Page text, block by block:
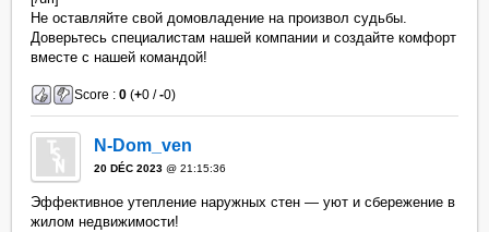
Не оставляйте свой домовладение на произвол судьбы.
Доверьтесь специалистам нашей компании и создайте комфорт
вместе с нашей командой!
Score :0 (+0 /-0)
N-Dom_ven
20 DÉC 2023 @ 21:15:36
Эффективное утепление наружных стен — уют и сбережение в
жилом недвижимости!